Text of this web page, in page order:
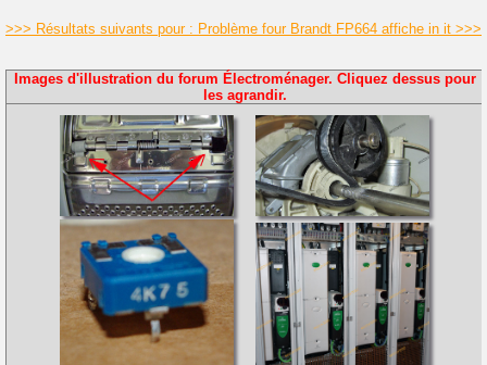
>>> Résultats suivants pour : Problème four Brandt FP664 affiche in it >>>
Images d'illustration du forum Électroménager. Cliquez dessus pour
les agrandir.